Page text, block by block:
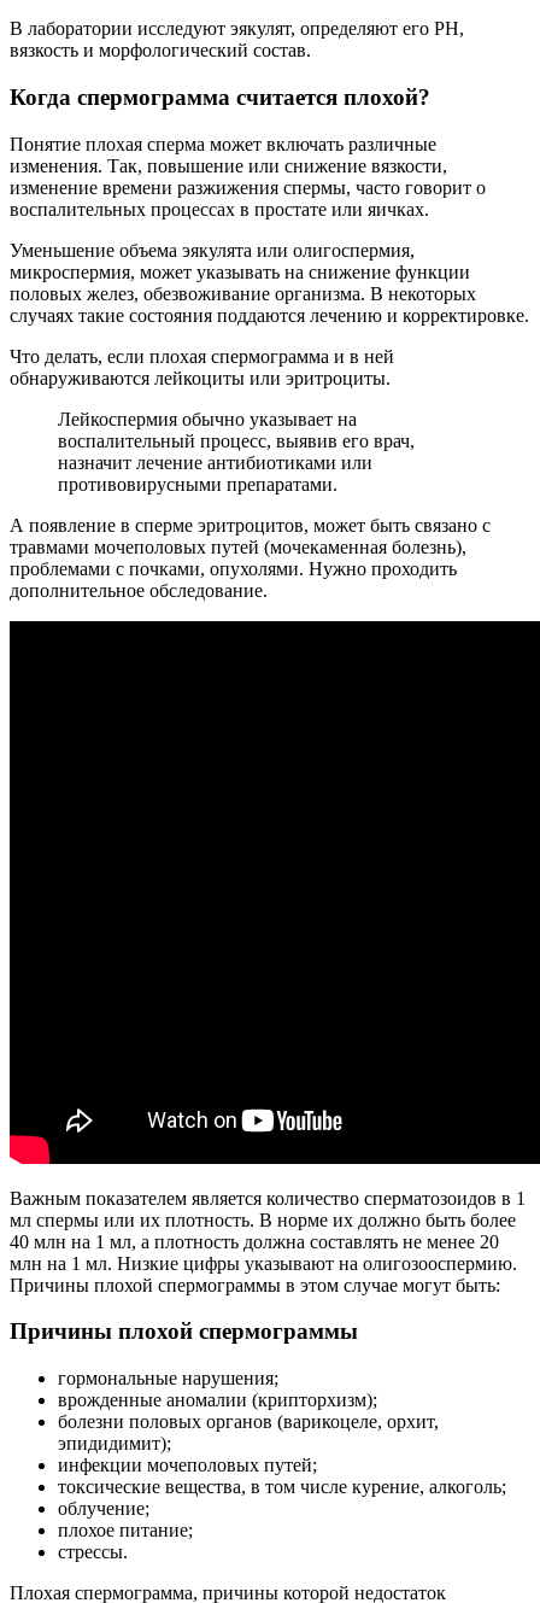
В лаборатории исследуют эякулят, определяют его РН,
вязкость и морфологический состав.
Когда спермограмма считается плохой?
Понятие плохая сперма может включать различные
изменения. Так, повышение или снижение вязкости,
изменение времени разжижения спермы, часто говорит о
воспалительных процессах в простате или яичках.
Уменьшение объема эякулята или олигоспермия,
микроспермия, может указывать на снижение функции
половых желез, обезвоживание организма. В некоторых
случаях такие состояния поддаются лечению и корректировке.
Что делать, если плохая спермограмма и в ней
обнаруживаются лейкоциты или эритроциты.
Лейкоспермия обычно указывает на
воспалительный процесс, выявив его врач,
назначит лечение антибиотиками или
противовирусными препаратами.
А появление в сперме эритроцитов, может быть связано с
травмами мочеполовых путей (мочекаменная болезнь),
проблемами с почками, опухолями. Нужно проходить
дополнительное обследование.
Важным показателем является количество сперматозоидов в 1
мл спермы или их плотность. В норме их должно быть более
40 млн на 1 мл, а плотность должна составлять не менее 20
млн на 1 мл. Низкие цифры указывают на олигозооспермию.
Причины плохой спермограммы в этом случае могут быть:
Причины плохой спермограммы
гормональные нарушения;
врожденные аномалии (крипторхизм);
болезни половых органов (варикоцеле, орхит,
эпидидимит);
инфекции мочеполовых путей;
токсические вещества, в том числе курение, алкоголь;
облучение;
плохое питание;
стрессы.
Плохая спермограмма, причины которой недостаток